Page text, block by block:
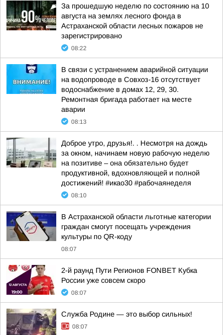
За прошедшую неделю по состоянию на 10
августа на землях лесного фонда в
Астраханской области лесных пожаров не
зарегистрировано
08:22
В связи с устранением аварийной ситуации
на водопроводе в Совхоз-16 отсутствует
водоснабжение в домах 12, 29, 30.
Ремонтная бригада работает на месте
аварии
08:13
Доброе утро, друзья!. . Несмотря на дождь
за окном, начинаем новую рабочую неделю
на позитиве – она обязательно будет
продуктивной, вдохновляющей и полной
достижений! #икао30 #рабочаянеделя
08:10
В Астраханской области льготные категории
граждан смогут посещать учреждения
культуры по QR-коду
08:07
2-й раунд Пути Регионов FONBET Кубка
России уже совсем скоро
08:07
Служба Родине — это выбор сильных!
08:07